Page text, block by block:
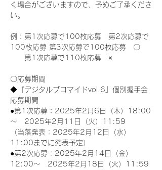
く場合がございますので、予めご了承くださ
い。
例：第1次応募で100枚応募　第2次応募で
100枚応募 第3次応募で100枚応募　〇
第1次応募で110枚応募　×
〇応募期間
◆『デジタルブロマイドvol.6』個別握手会
応募期間
●第1次応募：2025年2月6日（木）18:00
～　2025年2月11日（火）11:59
（当落発表：2025年2月12日（水）
11:00までに発表予定）
●第2次応募：2025年2月14日（金）
12:00～　2025年2月18日（火）11:59